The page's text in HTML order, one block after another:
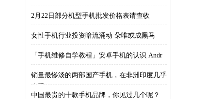
2月22日部分机型手机批发价格表请查收
女性手机行业投资暗流涌动 朵唯或成黑马
「手机维修自学教程」安卓手机的认识 Andr
销量最惨淡的两部国产手机，在非洲印度几乎
人手
中国最贵的十款手机品牌，你见过几个呢？